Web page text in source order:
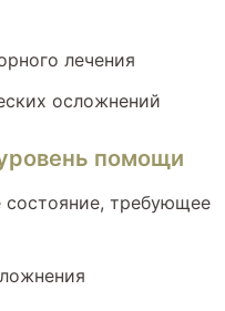
лечения
осложнений
помощи
требующее